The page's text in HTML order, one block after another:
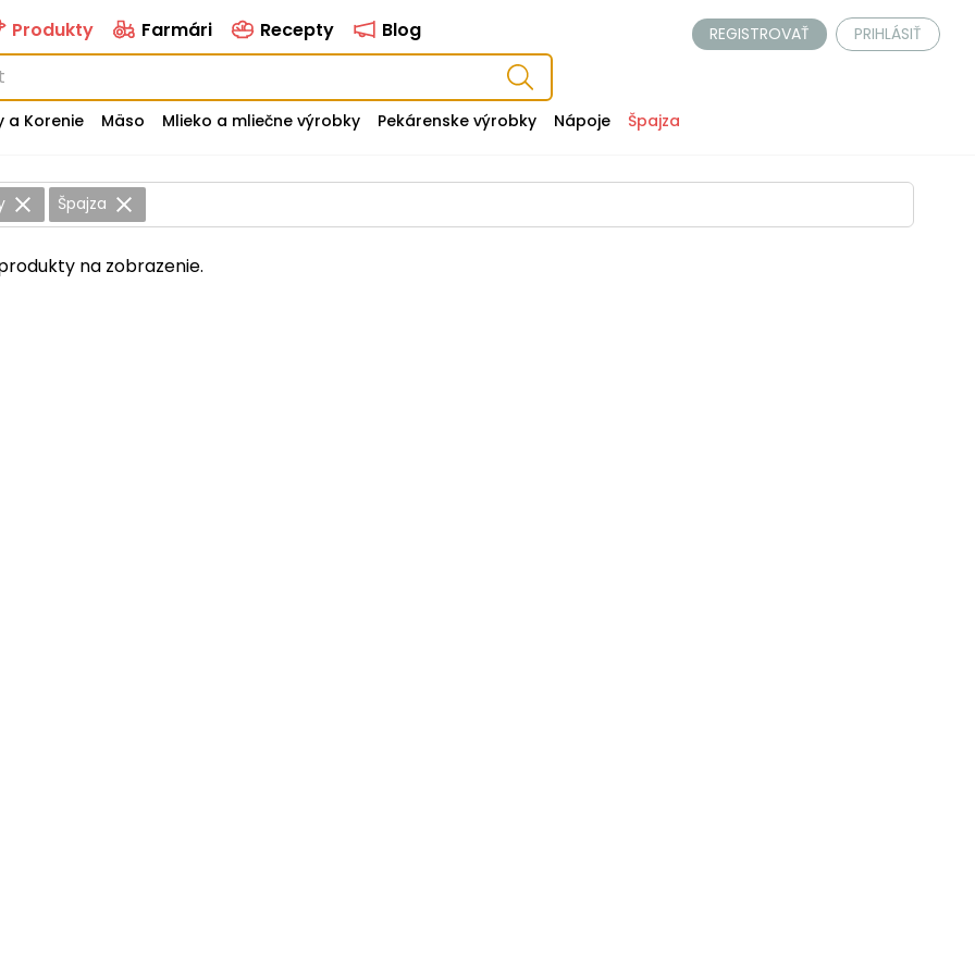
Produkty Farmári Recepty Blog REGISTROVAŤ PRIHLÁSIŤ
a Korenie Mäso Mlieko a mliečne výrobky Pekárenske výrobky Nápoje Špajza
Špajza
na zobrazenie.